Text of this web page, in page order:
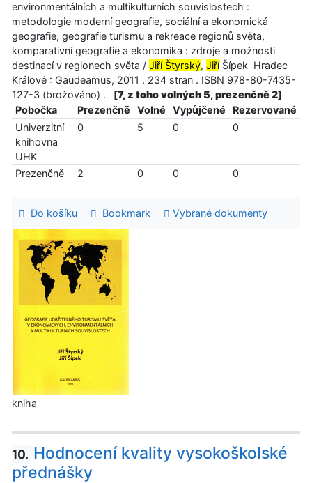
environmentálních a multikulturních souvislostech :
metodologie moderní geografie, sociální a ekonomická
geografie, geografie turismu a rekreace regionů světa,
komparativní geografie a ekonomika : zdroje a možnosti
destinací v regionech světa / Jiří Štyrský, JiříŠípek Hradec
Králové : Gaudeamus, 2011 . 234 stran . ISBN 978-80-7435-
127-3 (brožováno) .
[7, z toho volných 5, prezenčně 2]
Pobočka
Prezenčně Volné Vypůjčené
Rezervované
Univerzitní
knihovna
UHK
0 5 0 0
Prezenčně 2 0 0 0
Do košíku Bookmark Vybrané dokumenty
kniha
10. Hodnocení kvality vysokoškolské
přednášky